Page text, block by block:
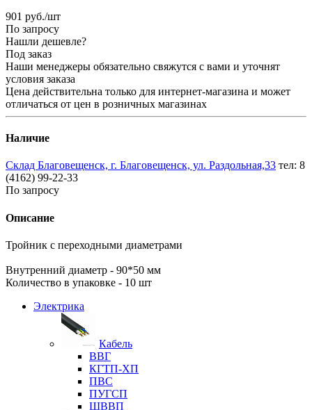
901 руб./шт
По запросу
Нашли дешевле?
Под заказ
Наши менеджеры обязательно свяжутся с вами и уточнят
условия заказа
Цена действительна только для интернет-магазина и может
отличаться от цен в розничных магазинах
Наличие
Склад Благовещенск, г. Благовещенск, ул. Раздольная,33 тел: 8
(4162) 99-22-33
По запросу
Описание
Тройник с переходными диаметрами
Внутренний диаметр - 90*50 мм
Количество в упаковке - 10 шт
Электрика
Кабель
ВВГ
КГТП-ХП
ПВС
ПУГСП
ШВВП